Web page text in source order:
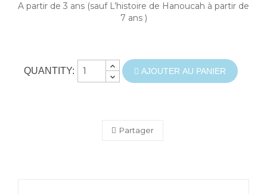
A partir de 3 ans (sauf L’histoire de Hanoucah à partir de
7 ans )
QUANTITY: AJOUTER AU PANIER
Partager